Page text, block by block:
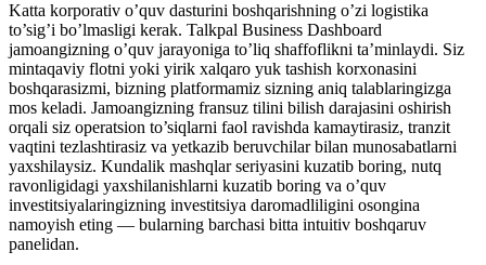
Katta korporativ o’quv dasturini boshqarishning o’zi logistika
to’sig’i bo’lmasligi kerak. Talkpal Business Dashboard
jamoangizning o’quv jarayoniga to’liq shaffoflikni ta’minlaydi. Siz
mintaqaviy flotni yoki yirik xalqaro yuk tashish korxonasini
boshqarasizmi, bizning platformamiz sizning aniq talablaringizga
mos keladi. Jamoangizning fransuz tilini bilish darajasini oshirish
orqali siz operatsion to’siqlarni faol ravishda kamaytirasiz, tranzit
vaqtini tezlashtirasiz va yetkazib beruvchilar bilan munosabatlarni
yaxshilaysiz. Kundalik mashqlar seriyasini kuzatib boring, nutq
ravonligidagi yaxshilanishlarni kuzatib boring va o’quv
investitsiyalaringizning investitsiya daromadliligini osongina
namoyish eting — bularning barchasi bitta intuitiv boshqaruv
panelidan.